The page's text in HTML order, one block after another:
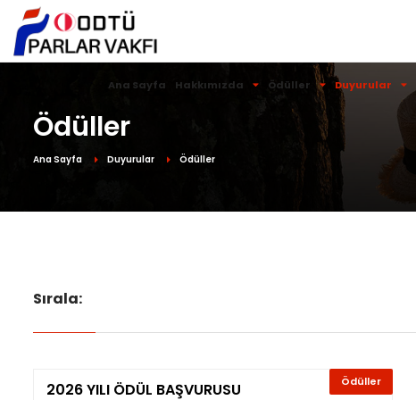
Ana Sayfa Hakkımızda Ödüller Duyurular
Ödüller
Ana Sayfa Duyurular Ödüller
Sırala:
Ödüller
2026 YILI ÖDÜL BAŞVURUSU